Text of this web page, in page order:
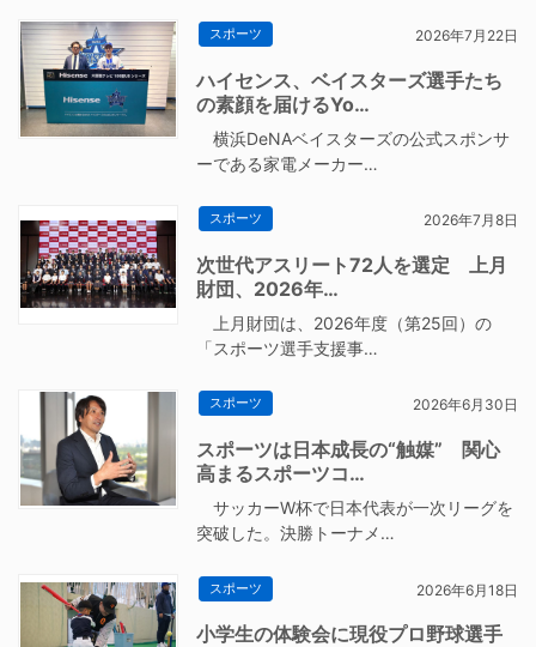
スポーツ 2026年7月22日
ハイセンス、ベイスターズ選手たち
の素顔を届けるYo…
横浜DeNAベイスターズの公式スポンサ
ーである家電メーカー…
スポーツ 2026年7月8日
次世代アスリート72人を選定 上月
財団、2026年…
上月財団は、2026年度（第25回）の
「スポーツ選手支援事…
スポーツ 2026年6月30日
スポーツは日本成長の“触媒” 関心
高まるスポーツコ…
サッカーW杯で日本代表が一次リーグを
突破した。決勝トーナメ…
スポーツ 2026年6月18日
小学生の体験会に現役プロ野球選手